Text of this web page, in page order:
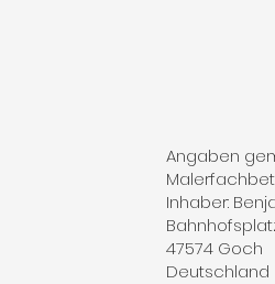
Angaben
Inhaber:
47574 Goch
Deutschland